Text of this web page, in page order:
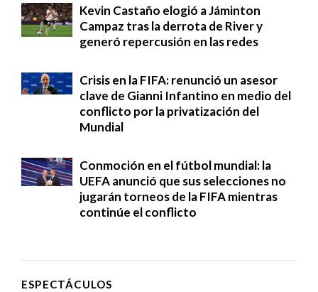
Kevin Castaño elogió a Jáminton
Campaz tras la derrota de River y
generó repercusión en las redes
Crisis en la FIFA: renunció un asesor
clave de Gianni Infantino en medio del
conflicto por la privatización del
Mundial
Conmoción en el fútbol mundial: la
UEFA anunció que sus selecciones no
jugarán torneos de la FIFA mientras
continúe el conflicto
ESPECTÁCULOS